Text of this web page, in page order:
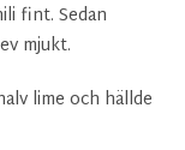
fint. Sedan
mjukt.
lime och hällde